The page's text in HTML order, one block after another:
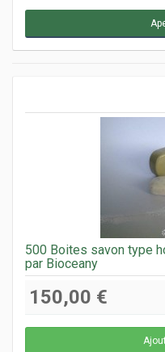
500 Boites savon type
par Bioceany
150,00 €